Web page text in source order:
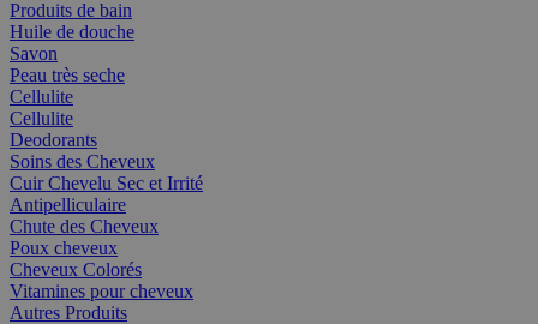
Produits de bain
Huile de douche
Savon
Peau très seche
Cellulite
Cellulite
Deodorants
Soins des Cheveux
Cuir Chevelu Sec et Irrité
Antipelliculaire
Chute des Cheveux
Poux cheveux
Cheveux Colorés
Vitamines pour cheveux
Autres Produits